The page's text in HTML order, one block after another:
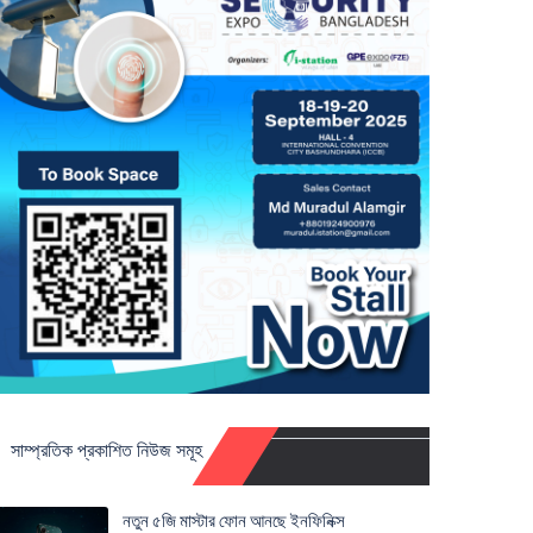
সাম্প্রতিক প্রকাশিত নিউজ সমূহ
নতুন ৫জি মাস্টার ফোন আনছে ইনফিনিক্স